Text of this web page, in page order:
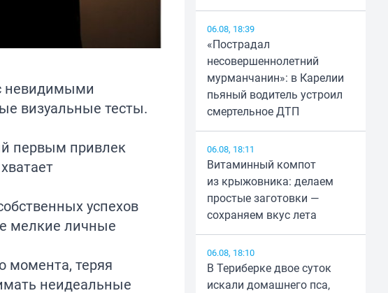
невидимыми
визуальные тесты.
первым привлек
успехов
мелкие личные
момента, теряя
неидеальные
06.08, 18:39
«Пострадал
несовершеннолетний
мурманчанин»: в Карелии
пьяный водитель устроил
смертельное ДТП
06.08, 18:11
Витаминный компот
из крыжовника: делаем
простые заготовки —
сохраняем вкус лета
06.08, 18:10
В Териберке двое суток
искали домашнего пса,